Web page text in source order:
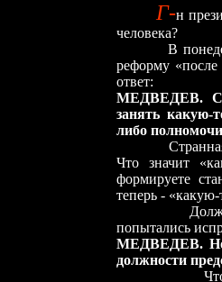
Г-н
человека?
В
реформу
ответ:
МЕДВЕДЕВ.
занять какую-
либо
Странная
Что значит
формируете
теперь - «какую-
Должно
попытались
МЕДВЕДЕВ. Но
должности
Что значит